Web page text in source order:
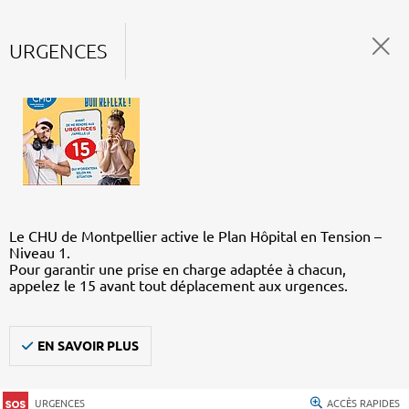
URGENCES
Le CHU de Montpellier active le Plan Hôpital en Tension –
Niveau 1.
Pour garantir une prise en charge adaptée à chacun,
appelez le 15 avant tout déplacement aux urgences.
EN SAVOIR PLUS
URGENCES ACCÈS RAPIDES